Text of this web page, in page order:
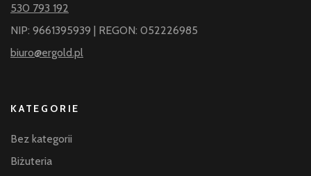
530 793 192
NIP: 9661395939 | REGON: 052226985
biuro@ergold.pl
KATEGORIE
Bez kategorii
Biżuteria